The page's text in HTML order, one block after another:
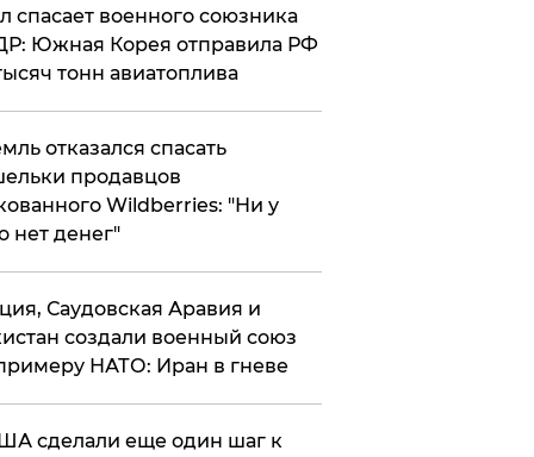
спасает военного союзника
Южная Корея отправила РФ
тонн авиатоплива
отказался спасать
продавцов
Wildberries: "Ни у
нет денег"
Саудовская Аравия и
создали военный союз
НАТО: Иран в гневе
сделали еще один шаг к